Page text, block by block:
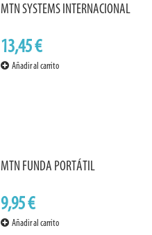
MTN SYSTEMS INTERNACIONAL
13,45 €
Añadir al carrito
MTN FUNDA PORTÁTIL
9,95 €
Añadir al carrito